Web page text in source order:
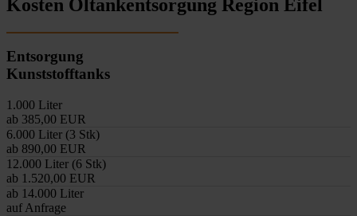
Kosten Öltankentsorgung Region Eifel
Entsorgung
Kunststofftanks
1.000 Liter
ab 385,00 EUR
6.000 Liter (3 Stk)
ab 890,00 EUR
12.000 Liter (6 Stk)
ab 1.520,00 EUR
ab 14.000 Liter
auf Anfrage